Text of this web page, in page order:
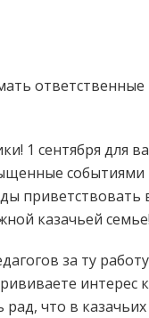
1 сентября для
казачьей семье!
за ту
интерес
что в